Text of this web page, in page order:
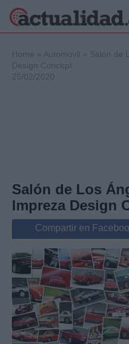
Internacional
Viajes
Home » Automovil » Salón de
Design Concept
25/02/2020
Salón de Los
Impreza Design
Compartir en